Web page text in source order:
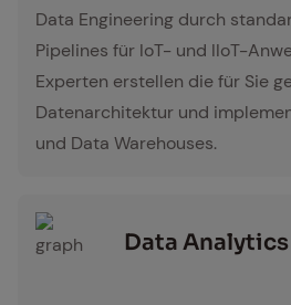
Data Engineering durch
Pipelines für IoT- und IIoT-
Experten erstellen die für Sie
Datenarchitektur und
und Data Warehouses.
Data Ana­ly­tics